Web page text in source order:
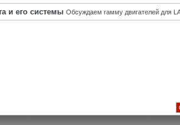
и его системы Обсуждаем гамму двигателей для